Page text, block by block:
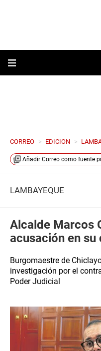
CORREO > EDICION >
Añadir Correo como fuente
LAMBAYEQUE
Alcalde Marcos
acusación en su
Burgomaestre de
investigación por el
Poder Judicial